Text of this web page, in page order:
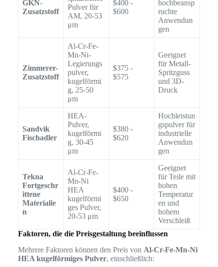
GKN-
Zusatzstoff
Pulver für
AM, 20-53
μm
$400 -
$600
hochbeansp
ruchte
Anwendun
gen
Zimmerer-
Zusatzstoff
Al-Cr-Fe-
Mn-Ni-
Legierungs
pulver,
kugelförmi
g, 25-50
μm
$375 -
$575
Geeignet
für Metall-
Spritzguss
und 3D-
Druck
Sandvik
Fischadler
HEA-
Pulver,
kugelförmi
g, 30-45
μm
$380 -
$620
Hochleistun
gspulver für
industrielle
Anwendun
gen
Tekna
Fortgeschr
ittene
Materialie
n
Al-Cr-Fe-
Mn-Ni
HEA
kugelförmi
ges Pulver,
20-53 μm
$400 -
$650
Geeignet
für Teile mit
hohen
Temperatur
en und
hohem
Verschleiß
Faktoren, die die Preisgestaltung beeinflussen
Mehrere Faktoren können den Preis von Al-Cr-Fe-Mn-Ni
HEA kugelförmiges Pulver, einschließlich: